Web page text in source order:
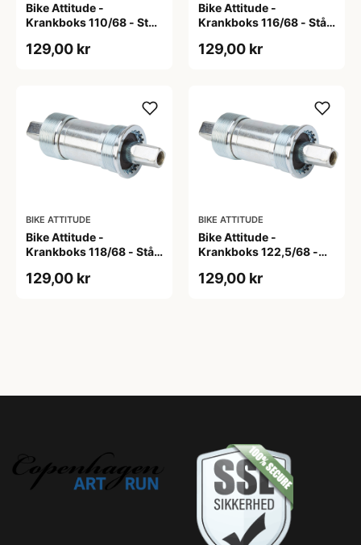
Bike Attitude -
Krankboks 110/68 - Stål
129,00 kr
Bike Attitude -
Krankboks 116/68 - Stål
129,00 kr
BIKE ATTITUDE
Bike Attitude -
Krankboks 118/68 - Stål
129,00 kr
BIKE ATTITUDE
Bike Attitude -
Krankboks 122,5/68 -
lejer
129,00 kr